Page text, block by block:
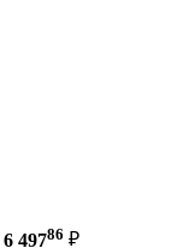
6 49786 ₽